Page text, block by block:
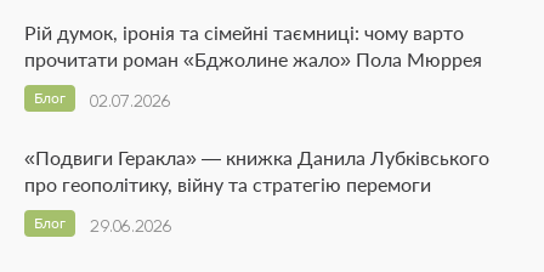
Рій думок, іронія та сімейні таємниці: чому варто
прочитати роман «Бджолине жало» Пола Мюррея
02.07.2026
Блог
«Подвиги Геракла» — книжка Данила Лубківського
про геополітику, війну та стратегію перемоги
29.06.2026
Блог